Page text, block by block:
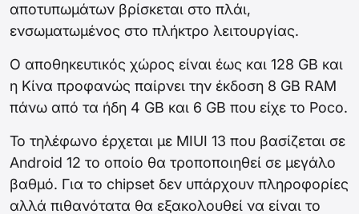
αποτυπωμάτων βρίσκεται στο πλάι,
ενσωματωμένος στο πλήκτρο λειτουργίας.
Ο αποθηκευτικός χώρος είναι έως και 128 GB και
η Κίνα προφανώς παίρνει την έκδοση 8 GB RAM
πάνω από τα ήδη 4 GB και 6 GB που είχε το Poco.
Το τηλέφωνο έρχεται με MIUI 13 που βασίζεται σε
Android 12 το οποίο θα τροποποιηθεί σε μεγάλο
βαθμό. Για το chipset δεν υπάρχουν πληροφορίες
αλλά πιθανότατα θα εξακολουθεί να είναι το